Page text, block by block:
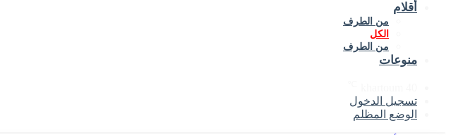
أقلام
من الطرف
الكل
من الطرف
منوعات
تسجيل الدخول
الوضع المظلم